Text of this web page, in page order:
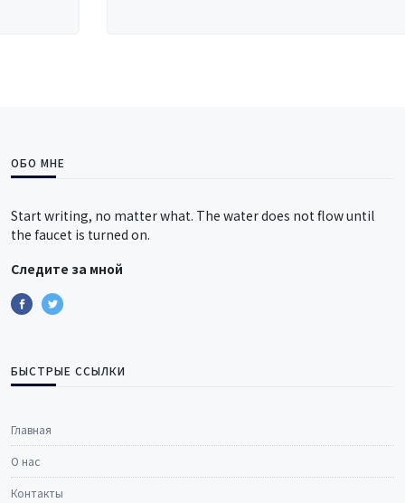
ОБО МНЕ
Start writing, no matter what. The water does not flow until
the faucet is turned on.
Следите за мной
БЫСТРЫЕ ССЫЛКИ
Главная
О нас
Контакты